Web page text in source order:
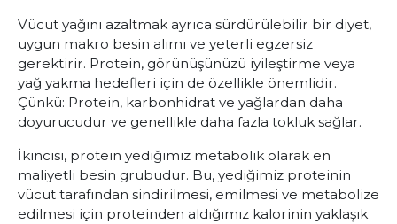
Vücut yağını azaltmak ayrıca sürdürülebilir bir diyet,
uygun makro besin alımı ve yeterli egzersiz
gerektirir. Protein, görünüşünüzü iyileştirme veya
yağ yakma hedefleri için de özellikle önemlidir.
Çünkü: Protein, karbonhidrat ve yağlardan daha
doyurucudur ve genellikle daha fazla tokluk sağlar.
İkincisi, protein yediğimiz metabolik olarak en
maliyetli besin grubudur. Bu, yediğimiz proteinin
vücut tarafından sindirilmesi, emilmesi ve metabolize
edilmesi için proteinden aldığımız kalorinin yaklaşık